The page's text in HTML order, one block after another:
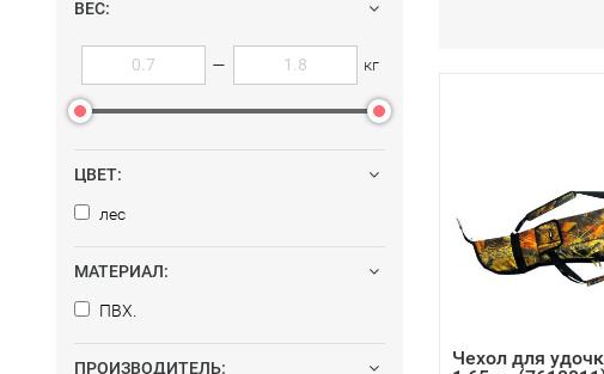
ВЕС:
— кг
ЦВЕТ:
лес
МАТЕРИАЛ:
ПВХ.
ПРОИЗВОДИТЕЛЬ:
Чехол для